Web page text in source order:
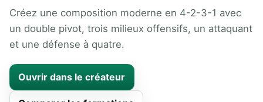
Créez une composition moderne en 4-2-3-1 avec
un double pivot, trois milieux offensifs, un attaquant
et une défense à quatre.
Ouvrir dans le créateur